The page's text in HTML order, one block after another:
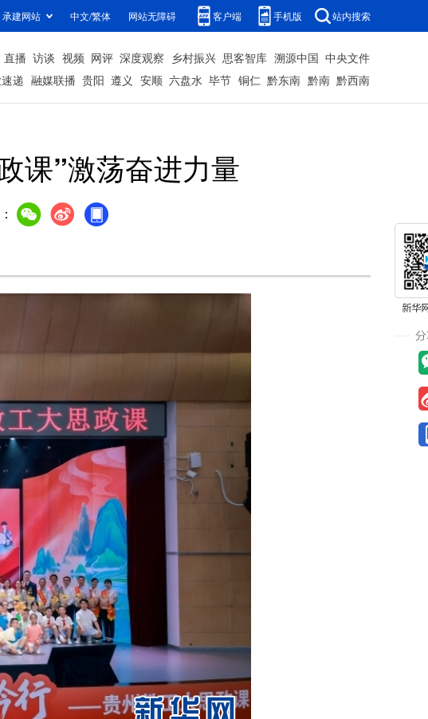
承建网站 中文/繁体 网站无障碍 客户端 手机版 站内搜索
直播 访谈 视频 网评 深度观察 乡村振兴 思客智库 溯源中国 中央文件
递 融媒联播 贵阳 遵义 安顺 六盘水 毕节 铜仁 黔东南 黔南 黔西南
课”激荡奋进力量